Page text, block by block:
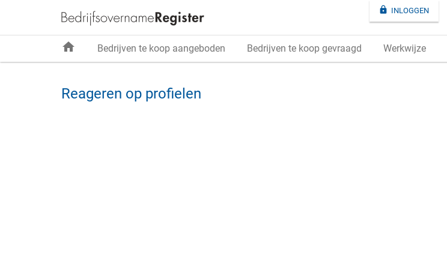
Reageren op profielen
 INLOGGEN
home Bedrijven te koop aangeboden Bedrijven te koop gevraagd Werkwijze